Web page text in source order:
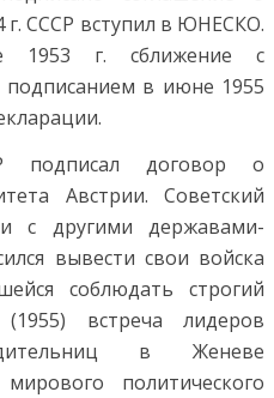
г. СССР вступил в ЮНЕСКО.
1953 г. сближение с
в июне 1955
договор о
Австрии. Советский
с другими державами-
вывести свои войска
соблюдать строгий
встреча лидеров
в Женеве
политического